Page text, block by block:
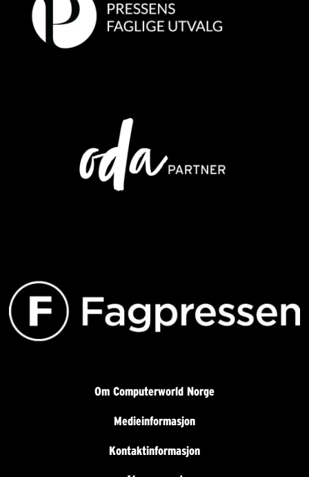
Om Computerworld Norge
Medieinformasjon
Kontaktinformasjon